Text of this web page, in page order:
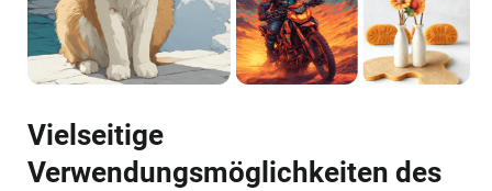
Vielseitige
Verwendungsmöglichkeiten des